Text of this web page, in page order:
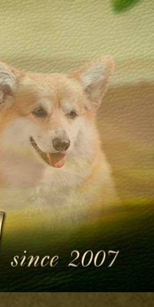
Щенята
Дитяча кімната